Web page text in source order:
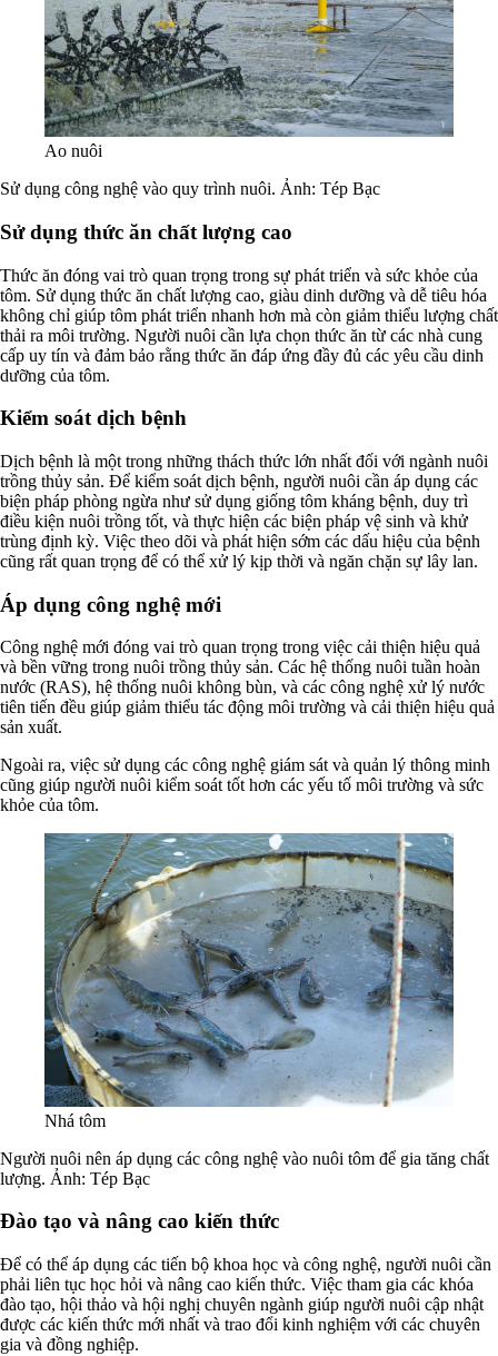
Ao nuôi
Sử dụng công nghệ vào quy trình nuôi. Ảnh: Tép Bạc
Sử dụng thức ăn chất lượng cao
Thức ăn đóng vai trò quan trọng trong sự phát triển và sức khỏe của
tôm. Sử dụng thức ăn chất lượng cao, giàu dinh dưỡng và dễ tiêu hóa
không chỉ giúp tôm phát triển nhanh hơn mà còn giảm thiểu lượng chất
thải ra môi trường. Người nuôi cần lựa chọn thức ăn từ các nhà cung
cấp uy tín và đảm bảo rằng thức ăn đáp ứng đầy đủ các yêu cầu dinh
dưỡng của tôm.
Kiểm soát dịch bệnh
Dịch bệnh là một trong những thách thức lớn nhất đối với ngành nuôi
trồng thủy sản. Để kiểm soát dịch bệnh, người nuôi cần áp dụng các
biện pháp phòng ngừa như sử dụng giống tôm kháng bệnh, duy trì
điều kiện nuôi trồng tốt, và thực hiện các biện pháp vệ sinh và khử
trùng định kỳ. Việc theo dõi và phát hiện sớm các dấu hiệu của bệnh
cũng rất quan trọng để có thể xử lý kịp thời và ngăn chặn sự lây lan.
Áp dụng công nghệ mới
Công nghệ mới đóng vai trò quan trọng trong việc cải thiện hiệu quả
và bền vững trong nuôi trồng thủy sản. Các hệ thống nuôi tuần hoàn
nước (RAS), hệ thống nuôi không bùn, và các công nghệ xử lý nước
tiên tiến đều giúp giảm thiểu tác động môi trường và cải thiện hiệu quả
sản xuất.
Ngoài ra, việc sử dụng các công nghệ giám sát và quản lý thông minh
cũng giúp người nuôi kiểm soát tốt hơn các yếu tố môi trường và sức
khỏe của tôm.
Nhá tôm
Người nuôi nên áp dụng các công nghệ vào nuôi tôm để gia tăng chất
lượng. Ảnh: Tép Bạc
Đào tạo và nâng cao kiến thức
Để có thể áp dụng các tiến bộ khoa học và công nghệ, người nuôi cần
phải liên tục học hỏi và nâng cao kiến thức. Việc tham gia các khóa
đào tạo, hội thảo và hội nghị chuyên ngành giúp người nuôi cập nhật
được các kiến thức mới nhất và trao đổi kinh nghiệm với các chuyên
gia và đồng nghiệp.